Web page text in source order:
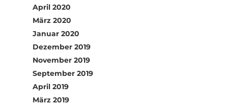
April 2020
März 2020
Januar 2020
Dezember 2019
November 2019
September 2019
April 2019
März 2019